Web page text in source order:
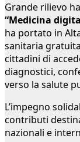
Grande rilievo
“Medicina
ha portato in
sanitaria
cittadini di
diagnostici,
verso la salute
L’impegno
contributi
nazionali e